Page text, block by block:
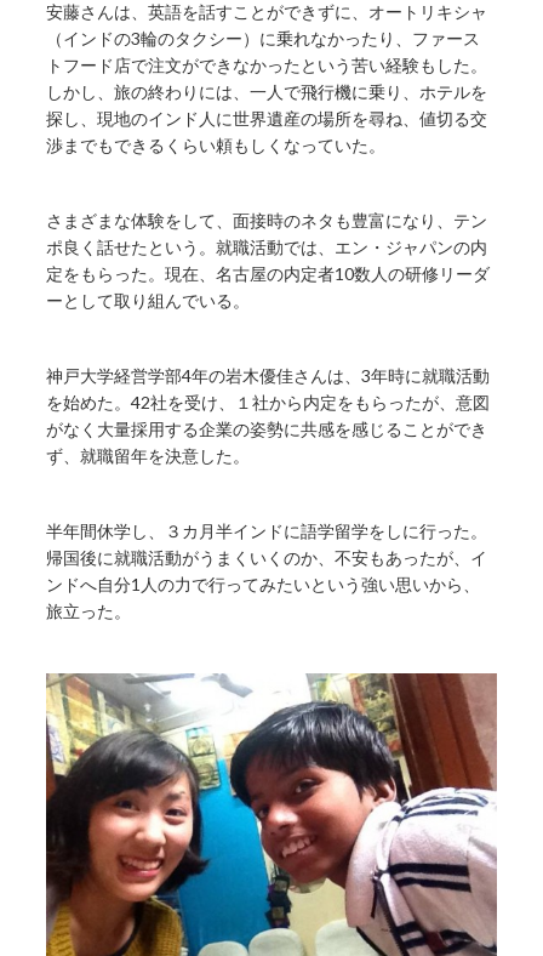
安藤さんは、英語を話すことができずに、オートリキシャ
（インドの3輪のタクシー）に乗れなかったり、ファース
トフード店で注文ができなかったという苦い経験もした。
しかし、旅の終わりには、一人で飛行機に乗り、ホテルを
探し、現地のインド人に世界遺産の場所を尋ね、値切る交
渉までもできるくらい頼もしくなっていた。
さまざまな体験をして、面接時のネタも豊富になり、テン
ポ良く話せたという。就職活動では、エン・ジャパンの内
定をもらった。現在、名古屋の内定者10数人の研修リーダ
ーとして取り組んでいる。
神戸大学経営学部4年の岩木優佳さんは、3年時に就職活動
を始めた。42社を受け、１社から内定をもらったが、意図
がなく大量採用する企業の姿勢に共感を感じることができ
ず、就職留年を決意した。
半年間休学し、３カ月半インドに語学留学をしに行った。
帰国後に就職活動がうまくいくのか、不安もあったが、イ
ンドへ自分1人の力で行ってみたいという強い思いから、
旅立った。